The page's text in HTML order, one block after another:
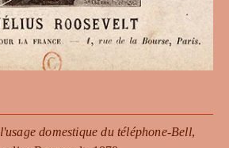
domestique du téléphone-Bell,